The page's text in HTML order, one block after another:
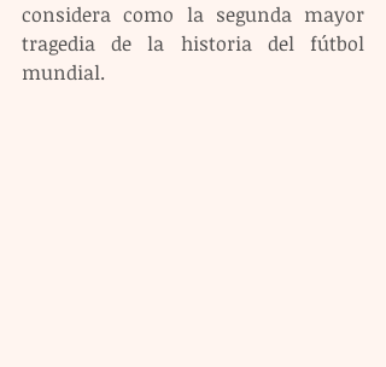
considera como la segunda mayor
tragedia de la historia del fútbol
mundial.